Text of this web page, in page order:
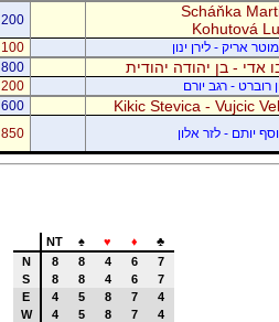
Scháňka
Kohutová
200
אריק - לירן ינון
100
אדי - בן יהודה יהודית 800
רוברט - רגב יורם
200
Kikic Stevica - Vujcic
600
יותם - לזר אלון
850
NT ♠ ♥ ♦
♣
N
8 8 4 6
7
S
8 8 4 6
7
E
4 5 8 7
4
W
4 5 8 7
4